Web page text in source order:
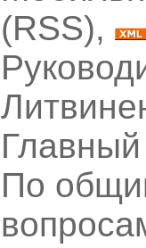
(RSS),
По